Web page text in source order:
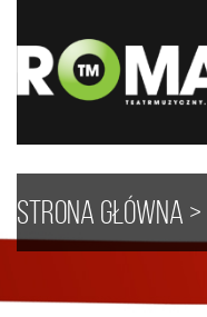
Strona główna >